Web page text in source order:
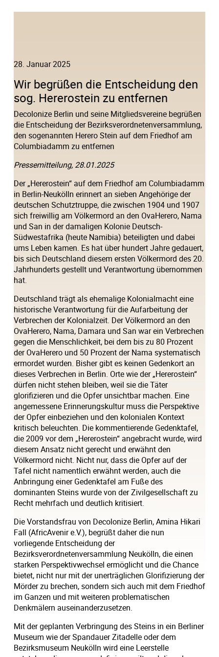
28. Januar 2025
Wir begrüßen die Entscheidung den
sog. Hererostein zu entfernen
Decolonize Berlin und seine Mitgliedsvereine begrüßen
die Entscheidung der Bezirksverordnetenversammlung,
den sogenannten Herero Stein auf dem Friedhof am
Columbiadamm zu entfernen
Pressemitteilung, 28.01.2025
Der „Hererostein“ auf dem Friedhof am Columbiadamm
in Berlin-Neukölln erinnert an sieben Angehörige der
deutschen Schutztruppe, die zwischen 1904 und 1907
sich freiwillig am Völkermord an den OvaHerero, Nama
und San in der damaligen Kolonie Deutsch-
Südwestafrika (heute Namibia) beteiligten und dabei
ums Leben kamen. Es hat über hundert Jahre gedauert,
bis sich Deutschland diesem ersten Völkermord des 20.
Jahrhunderts gestellt und Verantwortung übernommen
hat.
Deutschland trägt als ehemalige Kolonialmacht eine
historische Verantwortung für die Aufarbeitung der
Verbrechen der Kolonialzeit. Der Völkermord an den
OvaHerero, Nama, Damara und San war ein Verbrechen
gegen die Menschlichkeit, bei dem bis zu 80 Prozent
der OvaHerero und 50 Prozent der Nama systematisch
ermordet wurden. Bisher gibt es keinen Gedenkort an
dieses Verbrechen in Berlin. Orte wie der „Hererostein“
dürfen nicht stehen bleiben, weil sie die Täter
glorifizieren und die Opfer unsichtbar machen. Eine
angemessene Erinnerungskultur muss die Perspektive
der Opfer einbeziehen und den kolonialen Kontext
kritisch beleuchten. Die kommentierende Gedenktafel,
die 2009 vor dem „Hererostein“ angebracht wurde, wird
diesem Ansatz nicht gerecht und erwähnt den
Völkermord nicht. Nicht nur, dass die Opfer auf der
Tafel nicht namentlich erwähnt werden, auch die
Anbringung einer Gedenktafel am Fuße des
dominanten Steins wurde von der Zivilgesellschaft zu
Recht mehrfach und deutlich kritisiert.
Die Vorstandsfrau von Decolonize Berlin, Amina Hikari
Fall (AfricAvenir e.V.), begrüßt daher die nun
vorliegende Entscheidung der
Bezirksverordnetenversammlung Neukölln, die einen
starken Perspektivwechsel ermöglicht und die Chance
bietet, nicht nur mit der unerträglichen Glorifizierung der
Mörder zu brechen, sondern sich auch mit dem Friedhof
im Ganzen und mit weiteren problematischen
Denkmälern auseinanderzusetzen.
Mit der geplanten Verbringung des Steins in ein Berliner
Museum wie der Spandauer Zitadelle oder dem
Bezirksmuseum Neukölln wird eine Leerstelle